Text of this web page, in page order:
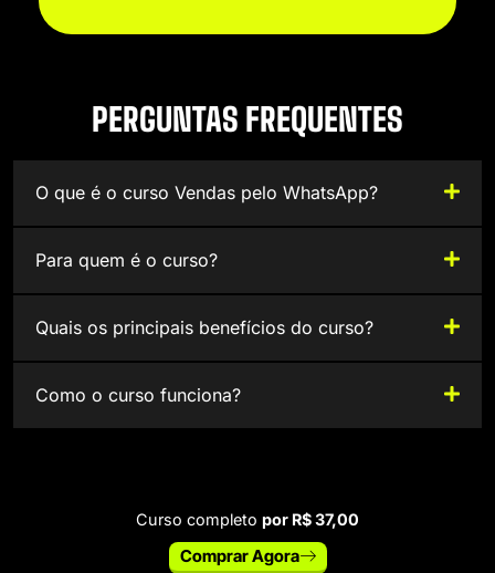
PERGUNTAS FREQUENTES
O que é o curso Vendas pelo WhatsApp?
Para quem é o curso?
Quais os principais benefícios do curso?
Como o curso funciona?
Curso completo por R$ 37,00
Comprar Agora